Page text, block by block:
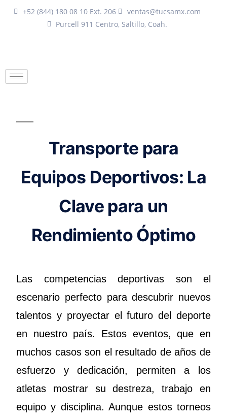
+52 (844) 180 08 10 Ext. 206
ventas@tucsamx.com
Purcell 911 Centro, Saltillo, Coah.
Transporte para
Equipos Deportivos: La
Clave para un
Rendimiento Óptimo
Las competencias deportivas son el
escenario perfecto para descubrir nuevos
talentos y proyectar el futuro del deporte
en nuestro país. Estos eventos, que en
muchos casos son el resultado de años de
esfuerzo y dedicación, permiten a los
atletas mostrar su destreza, trabajo en
equipo y disciplina. Aunque estos torneos